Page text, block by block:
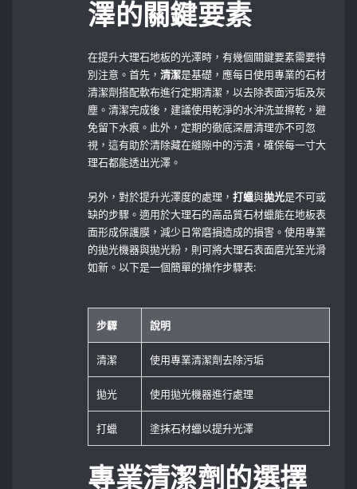
澤的關鍵要素
在提升大理石地板的光澤時，有幾個關鍵要素需要特
別注意。首先，清潔是基礎，應每日使用專業的石材
清潔劑搭配軟布進行定期清潔，以去除表面污垢及灰
塵。清潔完成後，建議使用乾淨的水沖洗並擦乾，避
免留下水痕。此外，定期的徹底深層清理亦不可忽
視，這有助於清除藏在縫隙中的污漬，確保每一寸大
理石都能透出光澤。
另外，對於提升光澤度的處理，打蠟與拋光是不可或
缺的步驟。適用於大理石的高品質石材蠟能在地板表
面形成保護膜，減少日常磨損造成的損害。使用專業
的拋光機器與拋光粉，則可將大理石表面磨光至光滑
如新。以下是一個簡單的操作步驟表:
步驟 說明
清潔 使用專業清潔劑去除污垢
拋光 使用拋光機器進行處理
打蠟 塗抹石材蠟以提升光澤
專業清潔劑的選擇